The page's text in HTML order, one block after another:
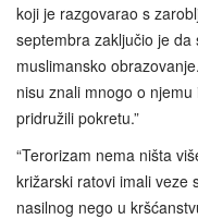
koji je razgovarao s
septembra zaključio je
muslimansko
nisu znali mnogo o
pridružili pokretu.”
“Terorizam nema ništa
križarski ratovi imali veze
nasilnog nego u